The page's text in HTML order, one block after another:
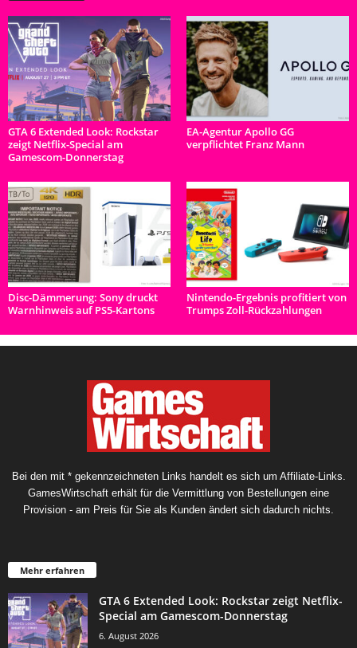
GTA 6 Extended Look: Rockstar
zeigt Netflix-Special am
Gamescom-Donnerstag
EA-Agentur Apollo GG
verpflichtet Franz Mann
Disc-Dämmerung: Sony druckt
Warnhinweis auf PS5-Kartons
Nintendo-Ergebnis profitiert von
Trumps Zoll-Rückzahlungen
Bei den mit * gekennzeichneten Links handelt es sich um Affiliate-Links.
GamesWirtschaft erhält für die Vermittlung von Bestellungen eine
Provision - am Preis für Sie als Kunden ändert sich dadurch nichts.
Mehr erfahren
GTA 6 Extended Look: Rockstar zeigt Netflix-
Special am Gamescom-Donnerstag
6. August 2026